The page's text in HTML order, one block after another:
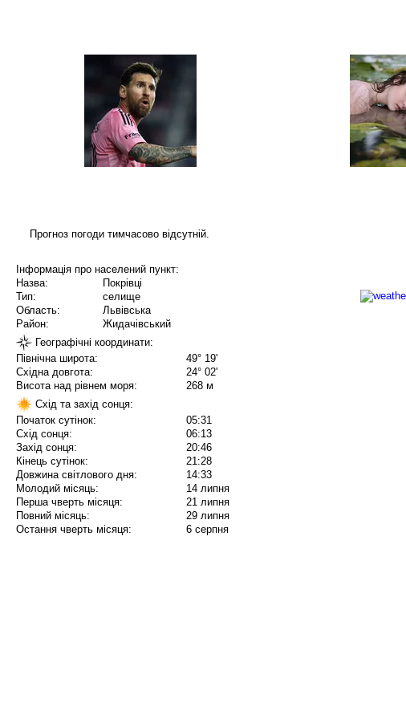
Прогноз погоди тимчасово відсутній.
Інформація про населений пункт:
Назва:
Покрівці
Тип:
селище
Область:
Львівська
Район:
Жидачівський
Географічні координати:
Північна широта:
49° 19'
Східна довгота:
24° 02'
Висота над рівнем моря:
268 м
Схід та захід сонця:
Початок сутінок:
05:31
Схід сонця:
06:13
Захід сонця:
20:46
Кінець сутінок:
21:28
Довжина світлового дня:
14:33
Молодий місяць:
14 липня
Перша чверть місяця:
21 липня
Повний місяць:
29 липня
Остання чверть місяця:
6 серпня